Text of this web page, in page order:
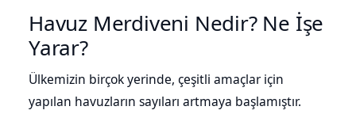
Yangın Pompası
Havuz Merdiveni Nedir? Ne İşe
Yarar?
Ülkemizin birçok yerinde, çeşitli amaçlar için
yapılan havuzların sayıları artmaya başlamıştır.